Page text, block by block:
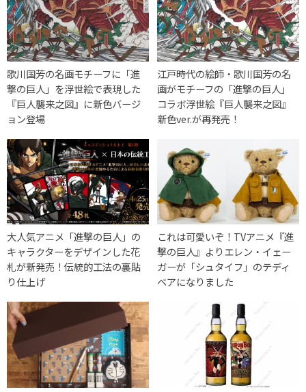
歌川国芳の名画モチーフに「進
撃の巨人」を浮世絵で表現した
『巨人襲来之図』に新色バージ
ョン登場
江戸時代の絵師・歌川国芳の名
画がモチーフの「進撃の巨人」
コラボ浮世絵『巨人襲来之図』
新色ver.が再発売！
大人気アニメ「進撃の巨人」の
キャラクターをデザインした花
札が新発売！伝統的工法の裏貼
り仕上げ
これは可愛いぞ！TVアニメ『進
撃の巨人』よりエレン・イェー
ガーが「シュタイフ」のテディ
ベアになりました